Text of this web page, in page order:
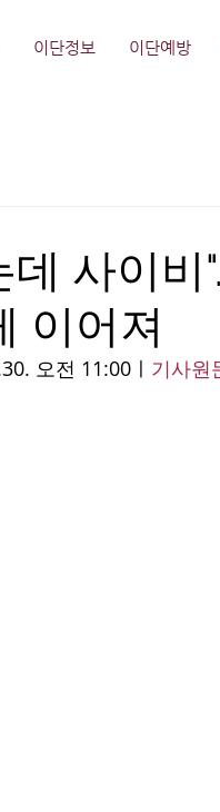
이단정보 이단예방
사이비
이어져
오전 11:00ㅣ 기사원